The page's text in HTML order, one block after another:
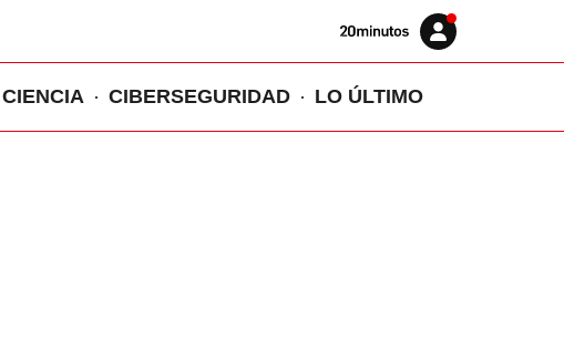
Volver
Iniciar
sesión
CIENCIA CIBERSEGURIDAD LO ÚLTIMO